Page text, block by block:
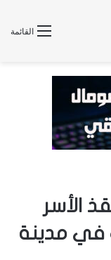
القائمة
الأسر
في مدينة